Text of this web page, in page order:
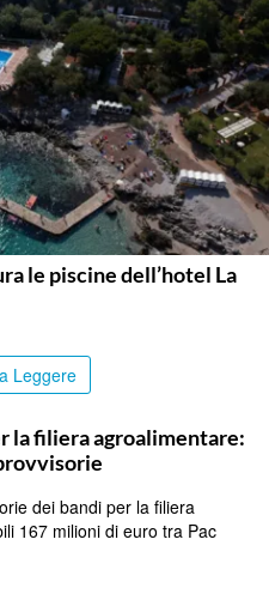
le piscine dell’hotel La
Leggere
la filiera agroalimentare:
dei bandi per la filiera
167 milioni di euro tra Pac